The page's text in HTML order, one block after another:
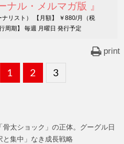
ナル・メルマガ版 』
ナリスト） 【月額】 ￥880/月（税
周期】 毎週 月曜日 発行予定
print
固
ー
1 ,
固
ー
2 ,
固
ー
3
太ショック」の正体。グーグル日
集中」なき成長戦略